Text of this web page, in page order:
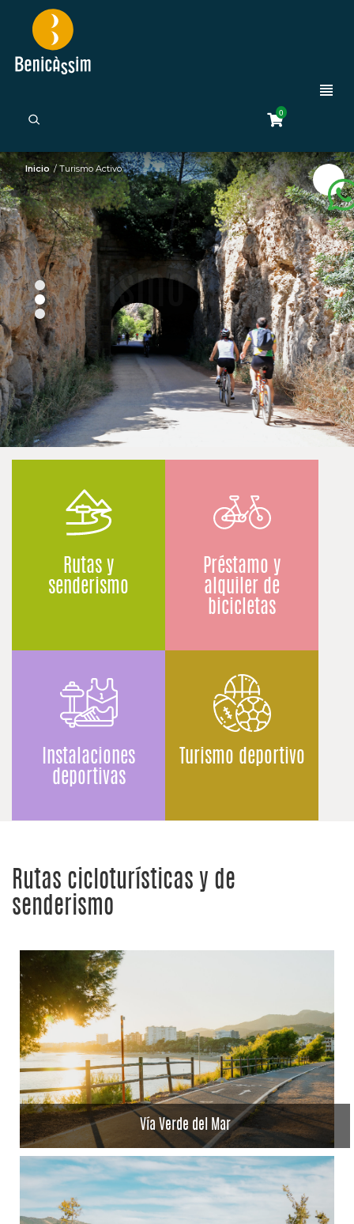
0
Inicio/Turismo Activo
Turismo activo
Rutas y
senderismo
Préstamo y
alquiler de
bicicletas
Instalaciones
deportivas
Turismo deportivo
Rutas cicloturísticas y de
senderismo
Vía Verde del Mar